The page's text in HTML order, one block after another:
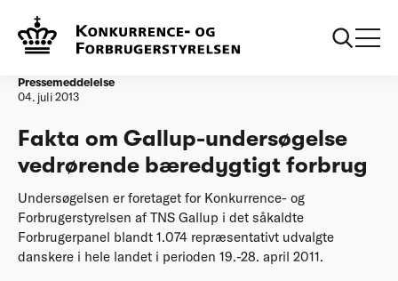
20110704 Genvej til en
bæredygtig hverdag
Gallupundersoegelse
Pressemeddelelse
04. juli 2013
Fakta om Gallup-undersøgelse
vedrørende bæredygtigt forbrug
Undersøgelsen er foretaget for Konkurrence- og
Forbrugerstyrelsen af TNS Gallup i det såkaldte
Forbrugerpanel blandt 1.074 repræsentativt udvalgte
danskere i hele landet i perioden 19.-28. april 2011.